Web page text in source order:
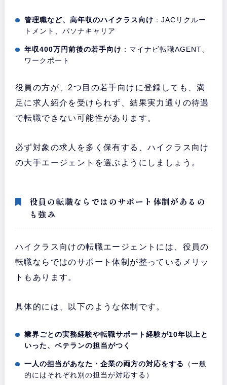
管理職など、高年収のハイクラス向け ：JACリクルー
トメント、パソナキャリア
年収400万円前後の若手向け ：マイナビ転職AGENT、
ワークポート
役員の方が、2つ目の若手向けに登録しても、満
足に求人紹介を受けられず、結果実力通りの待遇
で転職できない可能性があります。
必ず対象の求人を多く保有する、ハイクラス向け
の大手エージェントを選ぶようにしましょう。
役員の転職ならではのサポート体制があるの
も強み
ハイクラス向けの転職エージェントには、役員の
転職ならではのサポート体制が整っているメリッ
トもあります。
具体的には、以下のような体制です。
業界ごとの実務経験や転職サポート経験が10年以上と
いった、ベテランの担当がつく
一人の担当があなた・企業の両方の対応をする
（一般
的にはそれぞれ別の担当が対応する）